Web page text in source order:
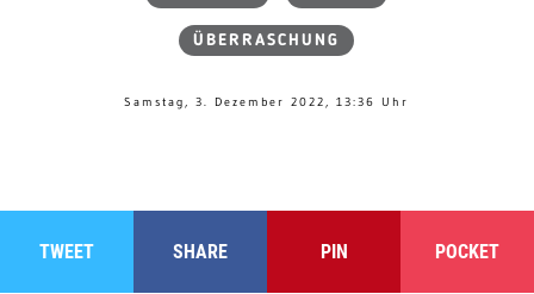
ÜBERRASCHUNG
Samstag, 3. Dezember 2022, 13:36 Uhr
TWEET SHARE PIN POCKET